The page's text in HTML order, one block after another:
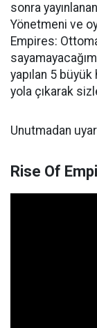
sonra
Yönetmeni ve
Empires:
yapılan 5 büyük
yola çıkarak
Unutmadan
Rise Of